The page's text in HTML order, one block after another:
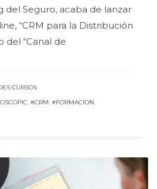
del Seguro, acaba de lanzar
“CRM para la Distribución
del “Canal de
CURSOS
, #CRM, #FORMACION,